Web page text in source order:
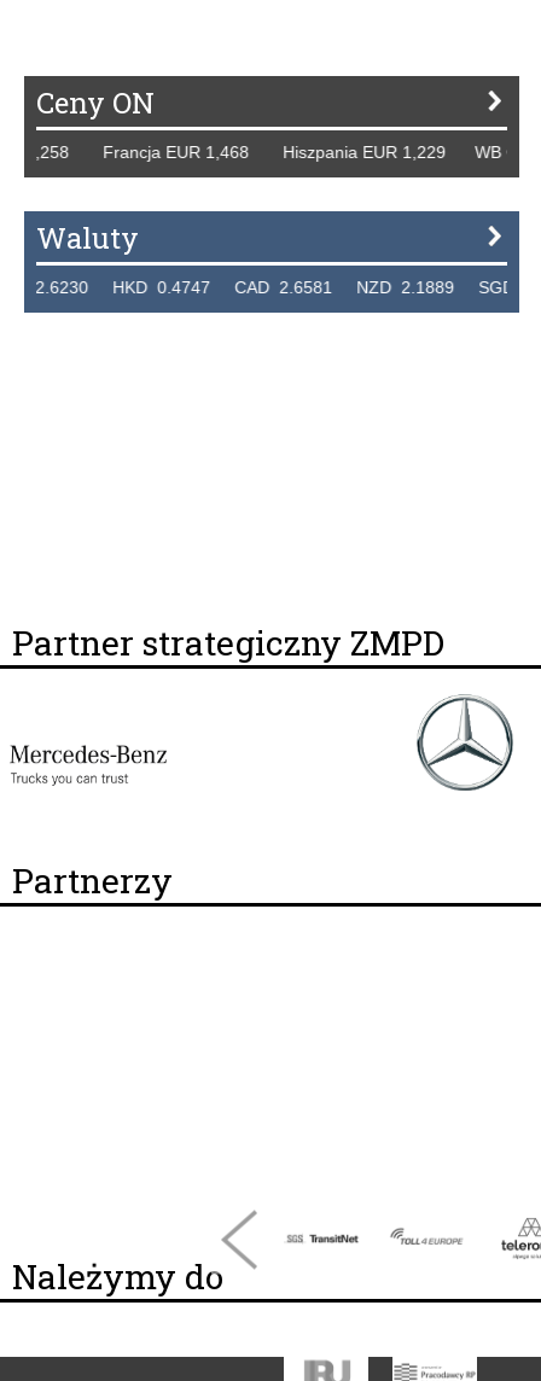
Ceny ON
Francja EUR 1,468 Hiszpania EUR 1,229 WB GBP
Waluty
HKD 0.4747 CAD 2.6581 NZD 2.1889 SGD
Partner strategiczny ZMPD
Partnerzy
Należymy do